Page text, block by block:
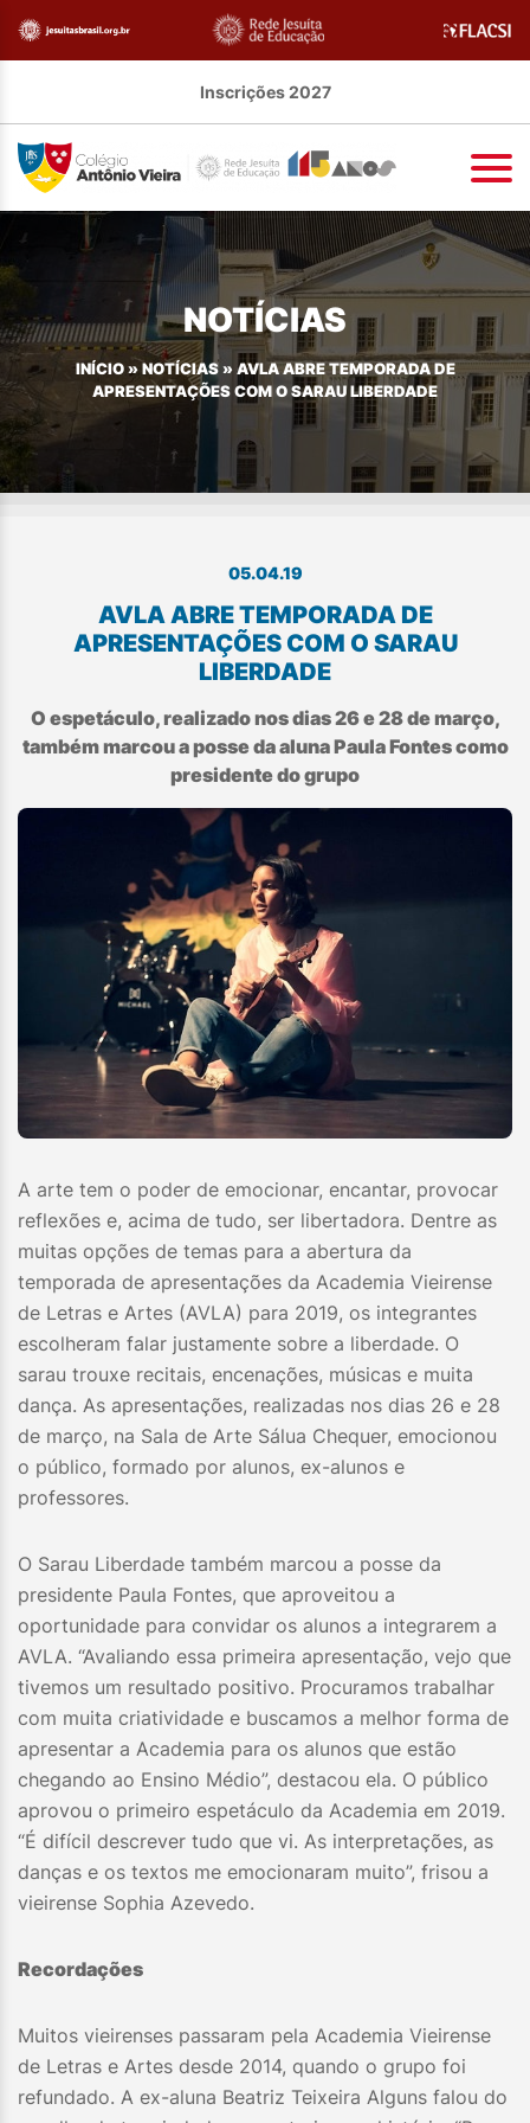
Inscrições 2027
NOTÍCIAS
INÍCIO» NOTÍCIAS» AVLA ABRE TEMPORADA DE
APRESENTAÇÕES COM O SARAU LIBERDADE
05.04.19
AVLA ABRE TEMPORADA DE
APRESENTAÇÕES COM O SARAU
LIBERDADE
O espetáculo, realizado nos dias 26 e 28 de março,
também marcou a posse da aluna Paula Fontes como
presidente do grupo
A arte tem o poder de emocionar, encantar, provocar
reflexões e, acima de tudo, ser libertadora. Dentre as
muitas opções de temas para a abertura da
temporada de apresentações da Academia Vieirense
de Letras e Artes (AVLA) para 2019, os integrantes
escolheram falar justamente sobre a liberdade. O
sarau trouxe recitais, encenações, músicas e muita
dança. As apresentações, realizadas nos dias 26 e 28
de março, na Sala de Arte Sálua Chequer, emocionou
o público, formado por alunos, ex-alunos e
professores.
O Sarau Liberdade também marcou a posse da
presidente Paula Fontes, que aproveitou a
oportunidade para convidar os alunos a integrarem a
AVLA. “Avaliando essa primeira apresentação, vejo que
tivemos um resultado positivo. Procuramos trabalhar
com muita criatividade e buscamos a melhor forma de
apresentar a Academia para os alunos que estão
chegando ao Ensino Médio”, destacou ela. O público
aprovou o primeiro espetáculo da Academia em 2019.
“É difícil descrever tudo que vi. As interpretações, as
danças e os textos me emocionaram muito”, frisou a
vieirense Sophia Azevedo.
Recordações
Muitos vieirenses passaram pela Academia Vieirense
de Letras e Artes desde 2014, quando o grupo foi
refundado. A ex-aluna Beatriz Teixeira Alguns falou do